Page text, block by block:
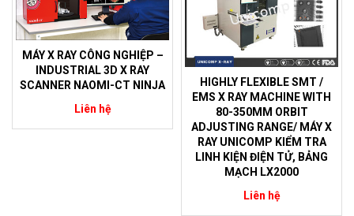
MÁY X RAY CÔNG NGHIỆP –
INDUSTRIAL 3D X RAY
SCANNER NAOMI-CT NINJA
Liên hệ
HIGHLY FLEXIBLE SMT /
EMS X RAY MACHINE WITH
80-350MM ORBIT
ADJUSTING RANGE/ MÁY X
RAY UNICOMP KIỂM TRA
LINH KIỆN ĐIỆN TỬ, BẢNG
MẠCH LX2000
Liên hệ